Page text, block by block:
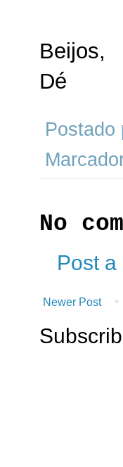
Beijos,
Dé
Postado
No
Post
Newer Post